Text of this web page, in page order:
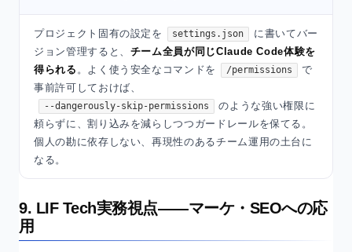
プロジェクト固有の設定を settings.json
に書いてバー
ジョン管理すると、 チーム全員が同じClaude Code体験を
得られる 。よく使う安全なコマンドを /permissions
で
事前許可しておけば、
--dangerously-skip-permissions
のような強い権限に
頼らずに、割り込みを減らしつつガードレールを保てる。
個人の勘に依存しない、再現性のあるチーム運用の土台に
なる。
9. LIF Tech実務視点——マーケ・SEOへの応
用